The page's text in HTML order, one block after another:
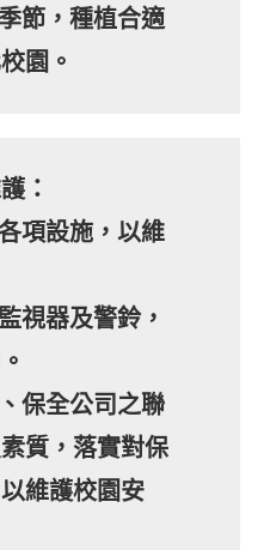
節，種植合適
園。
：
項設施，以維
視器及警鈴，
保全公司之聯
質，落實對保
維護校園安